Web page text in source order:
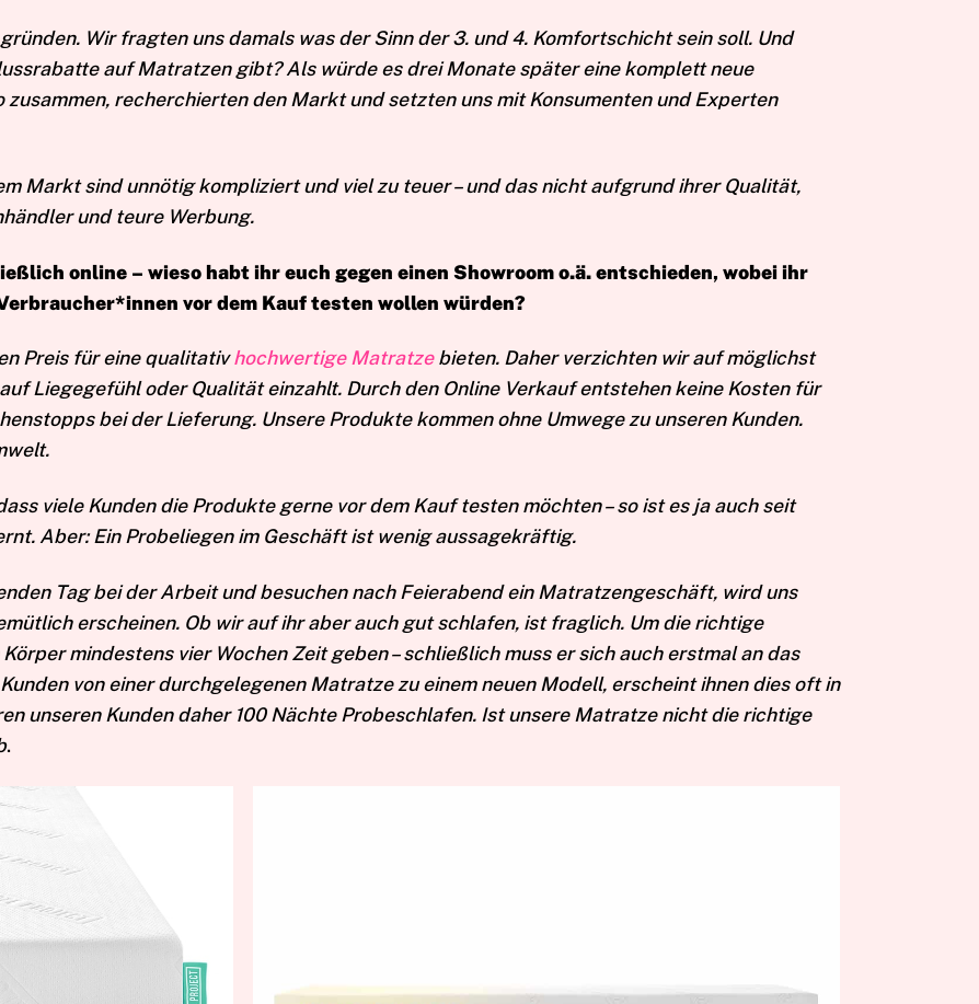
Wir fragten uns damals was der Sinn der 3. und 4. Komfortschicht sein soll. Und
auf Matratzen gibt? Als würde es drei Monate später eine komplett neue
recherchierten den Markt und setzten uns mit Konsumenten und Experten
Markt sind unnötig kompliziert und viel zu teuer – und das nicht aufgrund ihrer Qualität,
und teure Werbung.
online – wieso habt ihr euch gegen einen Showroom o.ä. entschieden, wobei ihr
vor dem Kauf testen wollen würden?
Preis für eine qualitativhochwertige Matratzebieten. Daher verzichten wir auf möglichst
Liegegefühl oder Qualität einzahlt. Durch den Online Verkauf entstehen keine Kosten für
bei der Lieferung. Unsere Produkte kommen ohne Umwege zu unseren Kunden.
viele Kunden die Produkte gerne vor dem Kauf testen möchten – so ist es ja auch seit
Aber: Ein Probeliegen im Geschäft ist wenig aussagekräftig.
Tag bei der Arbeit und besuchen nach Feierabend ein Matratzengeschäft, wird uns
erscheinen. Ob wir auf ihr aber auch gut schlafen, ist fraglich. Um die richtige
mindestens vier Wochen Zeit geben – schließlich muss er sich auch erstmal an das
von einer durchgelegenen Matratze zu einem neuen Modell, erscheint ihnen dies oft in
unseren Kunden daher 100 Nächte Probeschlafen. Ist unsere Matratze nicht die richtige
.